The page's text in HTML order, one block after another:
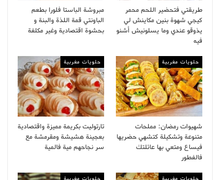
طريقتي فتحضير اللحم محمر
كيجي شهوة بنين مكاينش لي
يذوقو عندي وما يسلونيش أشنو
فيه
مبروشة الباستا فلورا بطعم
الباونتي قمة اللذة والبنة و
بحشوة اقتصادية وغير مكلفة
حلويات مغربية
شهيوات رمضان: مملحات
متنوعة وتشكيلة كتشهي حضريها
فيساع ومتعي بها عائلتك
فالفطور
حلويات مغربية
تارتوليت بكريمة مميزة واقتصادية
بعجينة هشيشة ومقرمشة مع
سر نجاحهم مية فالمية